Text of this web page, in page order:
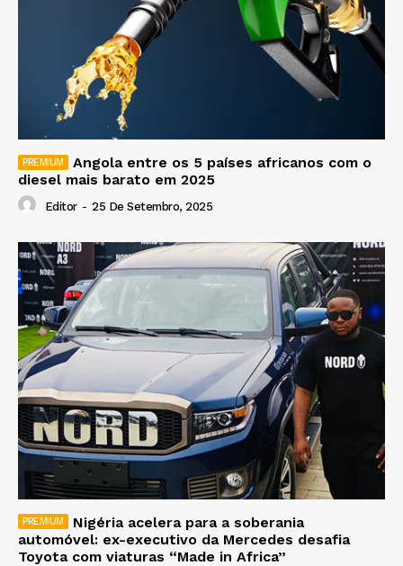
Angola entre os 5 países africanos com o
diesel mais barato em 2025
Editor - 25 De Setembro, 2025
Nigéria acelera para a soberania
automóvel: ex-executivo da Mercedes desafia
Toyota com viaturas “Made in Africa”